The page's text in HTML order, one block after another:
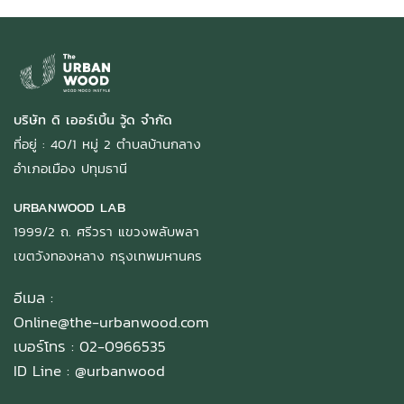
บริษัท ดิ เออร์เบิ้น วู้ด จำกัด
ที่อยู่ : 40/1 หมู่ 2 ตำบลบ้านกลาง
อำเภอเมือง ปทุมธานี
URBANWOOD LAB
1999/2 ถ. ศรีวรา แขวงพลับพลา
เขตวังทองหลาง กรุงเทพมหานคร
อีเมล :
Online@the-urbanwood.com
เบอร์โทร : 02-0966535
ID Line : @urbanwood